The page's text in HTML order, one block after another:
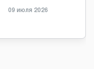
09 июля 2026